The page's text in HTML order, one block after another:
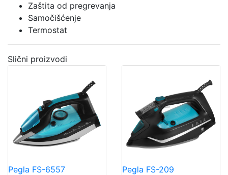
Zaštita od pregrevanja
Samočišćenje
Termostat
Slični proizvodi
Pegla FS-6557
Pegla FS-209